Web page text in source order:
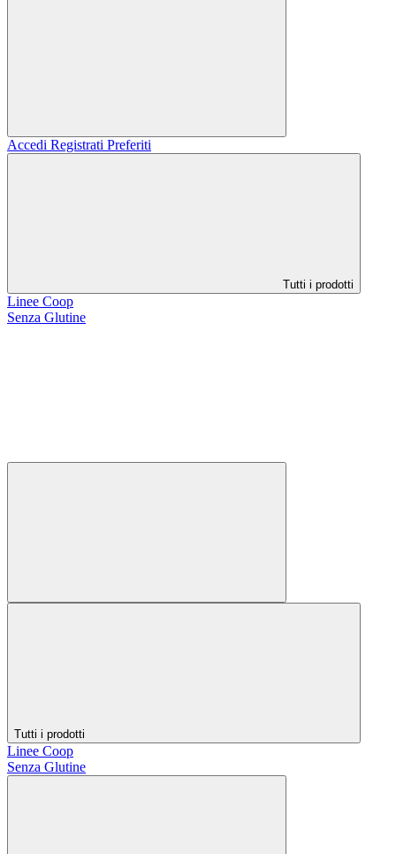
Accedi Registrati Preferiti
Tutti i prodotti
Linee Coop
Senza Glutine
Tutti i prodotti
Linee Coop
Senza Glutine